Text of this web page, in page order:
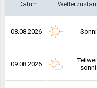
Datum
08.08.2026
09.08.2026